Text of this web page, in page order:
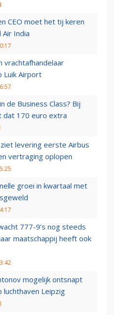
CEO moet het tij keren
India
vrachtafhandelaar
Luik Airport
de Business Class? Bij
dat 170 euro extra
levering eerste Airbus
vertraging oplopen
groei in kwartaal met
777-9’s nog steeds
maatschappij heeft ook
mogelijk ontsnapt
luchthaven Leipzig